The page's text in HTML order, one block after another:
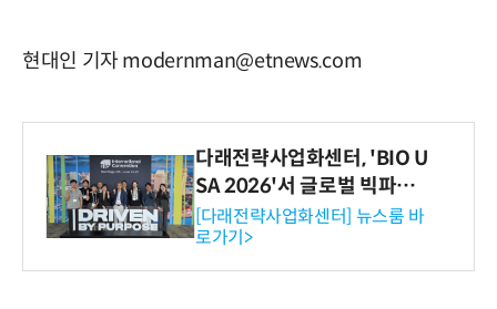
현대인 기자 modernman@etnews.com
다래전략사업화센터, 'BIO U
SA 2026'서 글로벌 빅파마
와의 비즈니스 미팅 지원…K
-바이오 해외 진출 교두보 확
보
[다래전략사업화센터] 뉴스룸 바
로가기>